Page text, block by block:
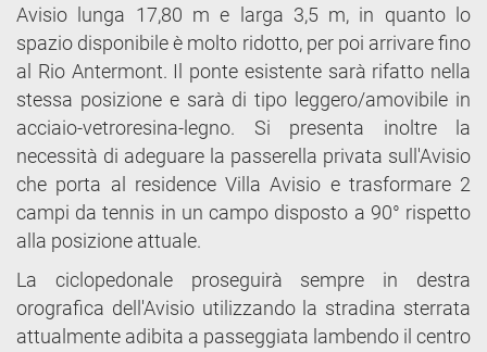
Avisio lunga 17,80 m e larga 3,5 m, in quanto lo
spazio disponibile è molto ridotto, per poi arrivare fino
al Rio Antermont. Il ponte esistente sarà rifatto nella
stessa posizione e sarà di tipo leggero/amovibile in
acciaio-vetroresina-legno. Si presenta inoltre la
necessità di adeguare la passerella privata sull'Avisio
che porta al residence Villa Avisio e trasformare 2
campi da tennis in un campo disposto a 90° rispetto
alla posizione attuale.
La ciclopedonale proseguirà sempre in destra
orografica dell'Avisio utilizzando la stradina sterrata
attualmente adibita a passeggiata lambendo il centro